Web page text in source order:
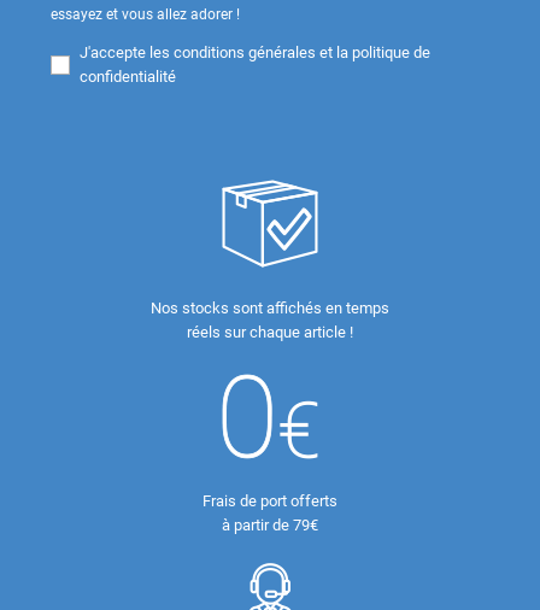
essayez et vous allez adorer !
J'accepte les conditions générales et la politique de
confidentialité
Nos stocks sont affichés en temps
réels sur chaque article !
Frais de port offerts
à partir de 79€